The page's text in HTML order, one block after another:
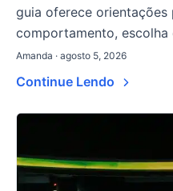
guia oferece orientações
comportamento, escolha
Amanda · agosto 5, 2026
Continue Lendo